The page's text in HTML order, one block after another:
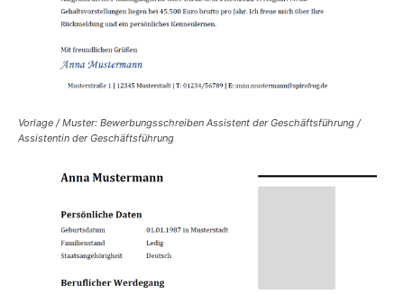
Vorlage / Muster: Bewerbungsschreiben Assistent der Geschäftsführung /
Assistentin der Geschäftsführung